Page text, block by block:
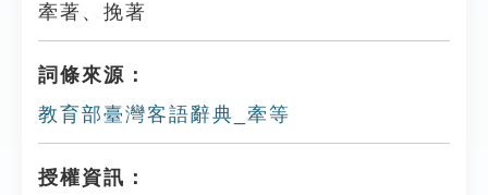
牽著、挽著
詞條來源：
教育部臺灣客語辭典_牽等
授權資訊：